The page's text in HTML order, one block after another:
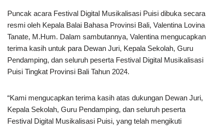
Puncak acara Festival Digital Musikalisasi Puisi dibuka secara
resmi oleh Kepala Balai Bahasa Provinsi Bali, Valentina Lovina
Tanate, M.Hum. Dalam sambutannya, Valentina mengucapkan
terima kasih untuk para Dewan Juri, Kepala Sekolah, Guru
Pendamping, dan seluruh peserta Festival Digital Musikalisasi
Puisi Tingkat Provinsi Bali Tahun 2024.
“Kami mengucapkan terima kasih atas dukungan Dewan Juri,
Kepala Sekolah, Guru Pendamping, dan seluruh peserta
Festival Digital Musikalisasi Puisi, yang telah mengikuti